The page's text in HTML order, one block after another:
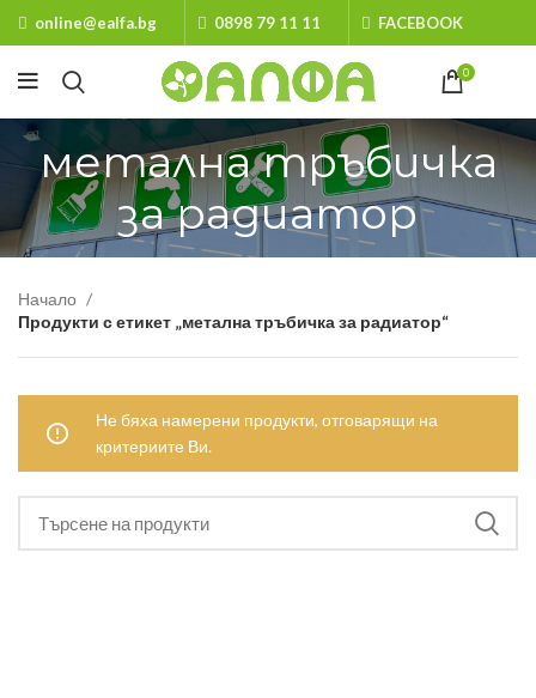
online@ealfa.bg 0898 79 11 11 FACEBOOK
0
метална тръбичка
за радиатор
Начало
Продукти с етикет „метална тръбичка за радиатор“
Не бяха намерени продукти, отговарящи на
критериите Ви.